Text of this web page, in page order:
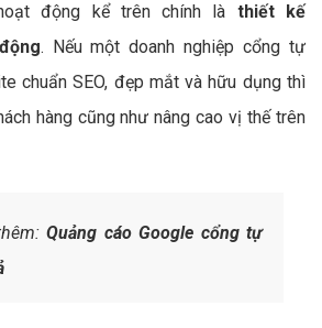
động kể trên chính là thiết kế
. Nếu một doanh nghiệp cổng tự
chuẩn SEO, đẹp mắt và hữu dụng thì
hàng cũng như nâng cao vị thế trên
Quảng cáo Google cổng tự